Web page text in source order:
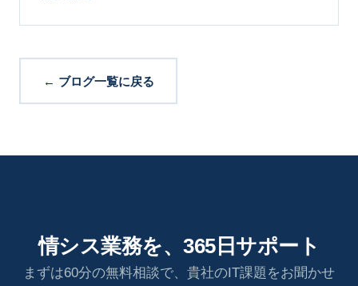
← ブログ一覧に戻る
情シス業務を、365日サポート
まずは60分の無料相談で、貴社のIT課題をお聞かせ